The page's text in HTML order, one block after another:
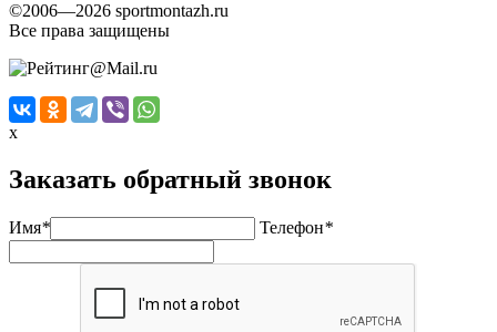
©2006—2026 sportmontazh.ru
Все права защищены
x
Заказать обратный звонок
Имя* Телефон*